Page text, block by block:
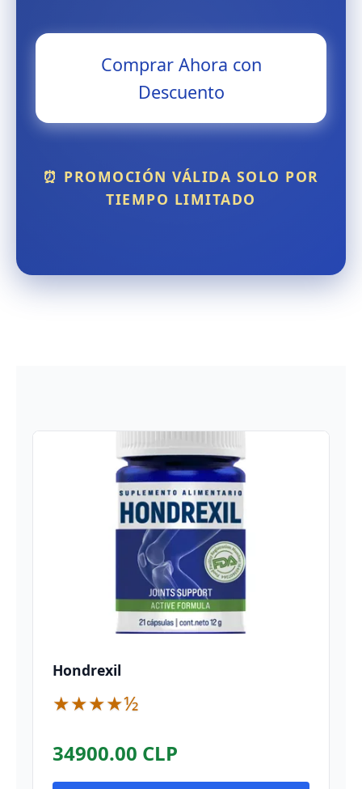
Comprar Ahora con
Descuento
⏰ PROMOCIÓN VÁLIDA SOLO POR
TIEMPO LIMITADO
Hondrexil
★★★★½
34900.00 CLP